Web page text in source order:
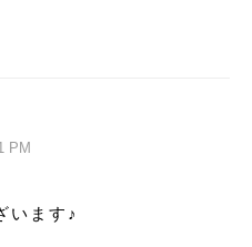
PM
います♪